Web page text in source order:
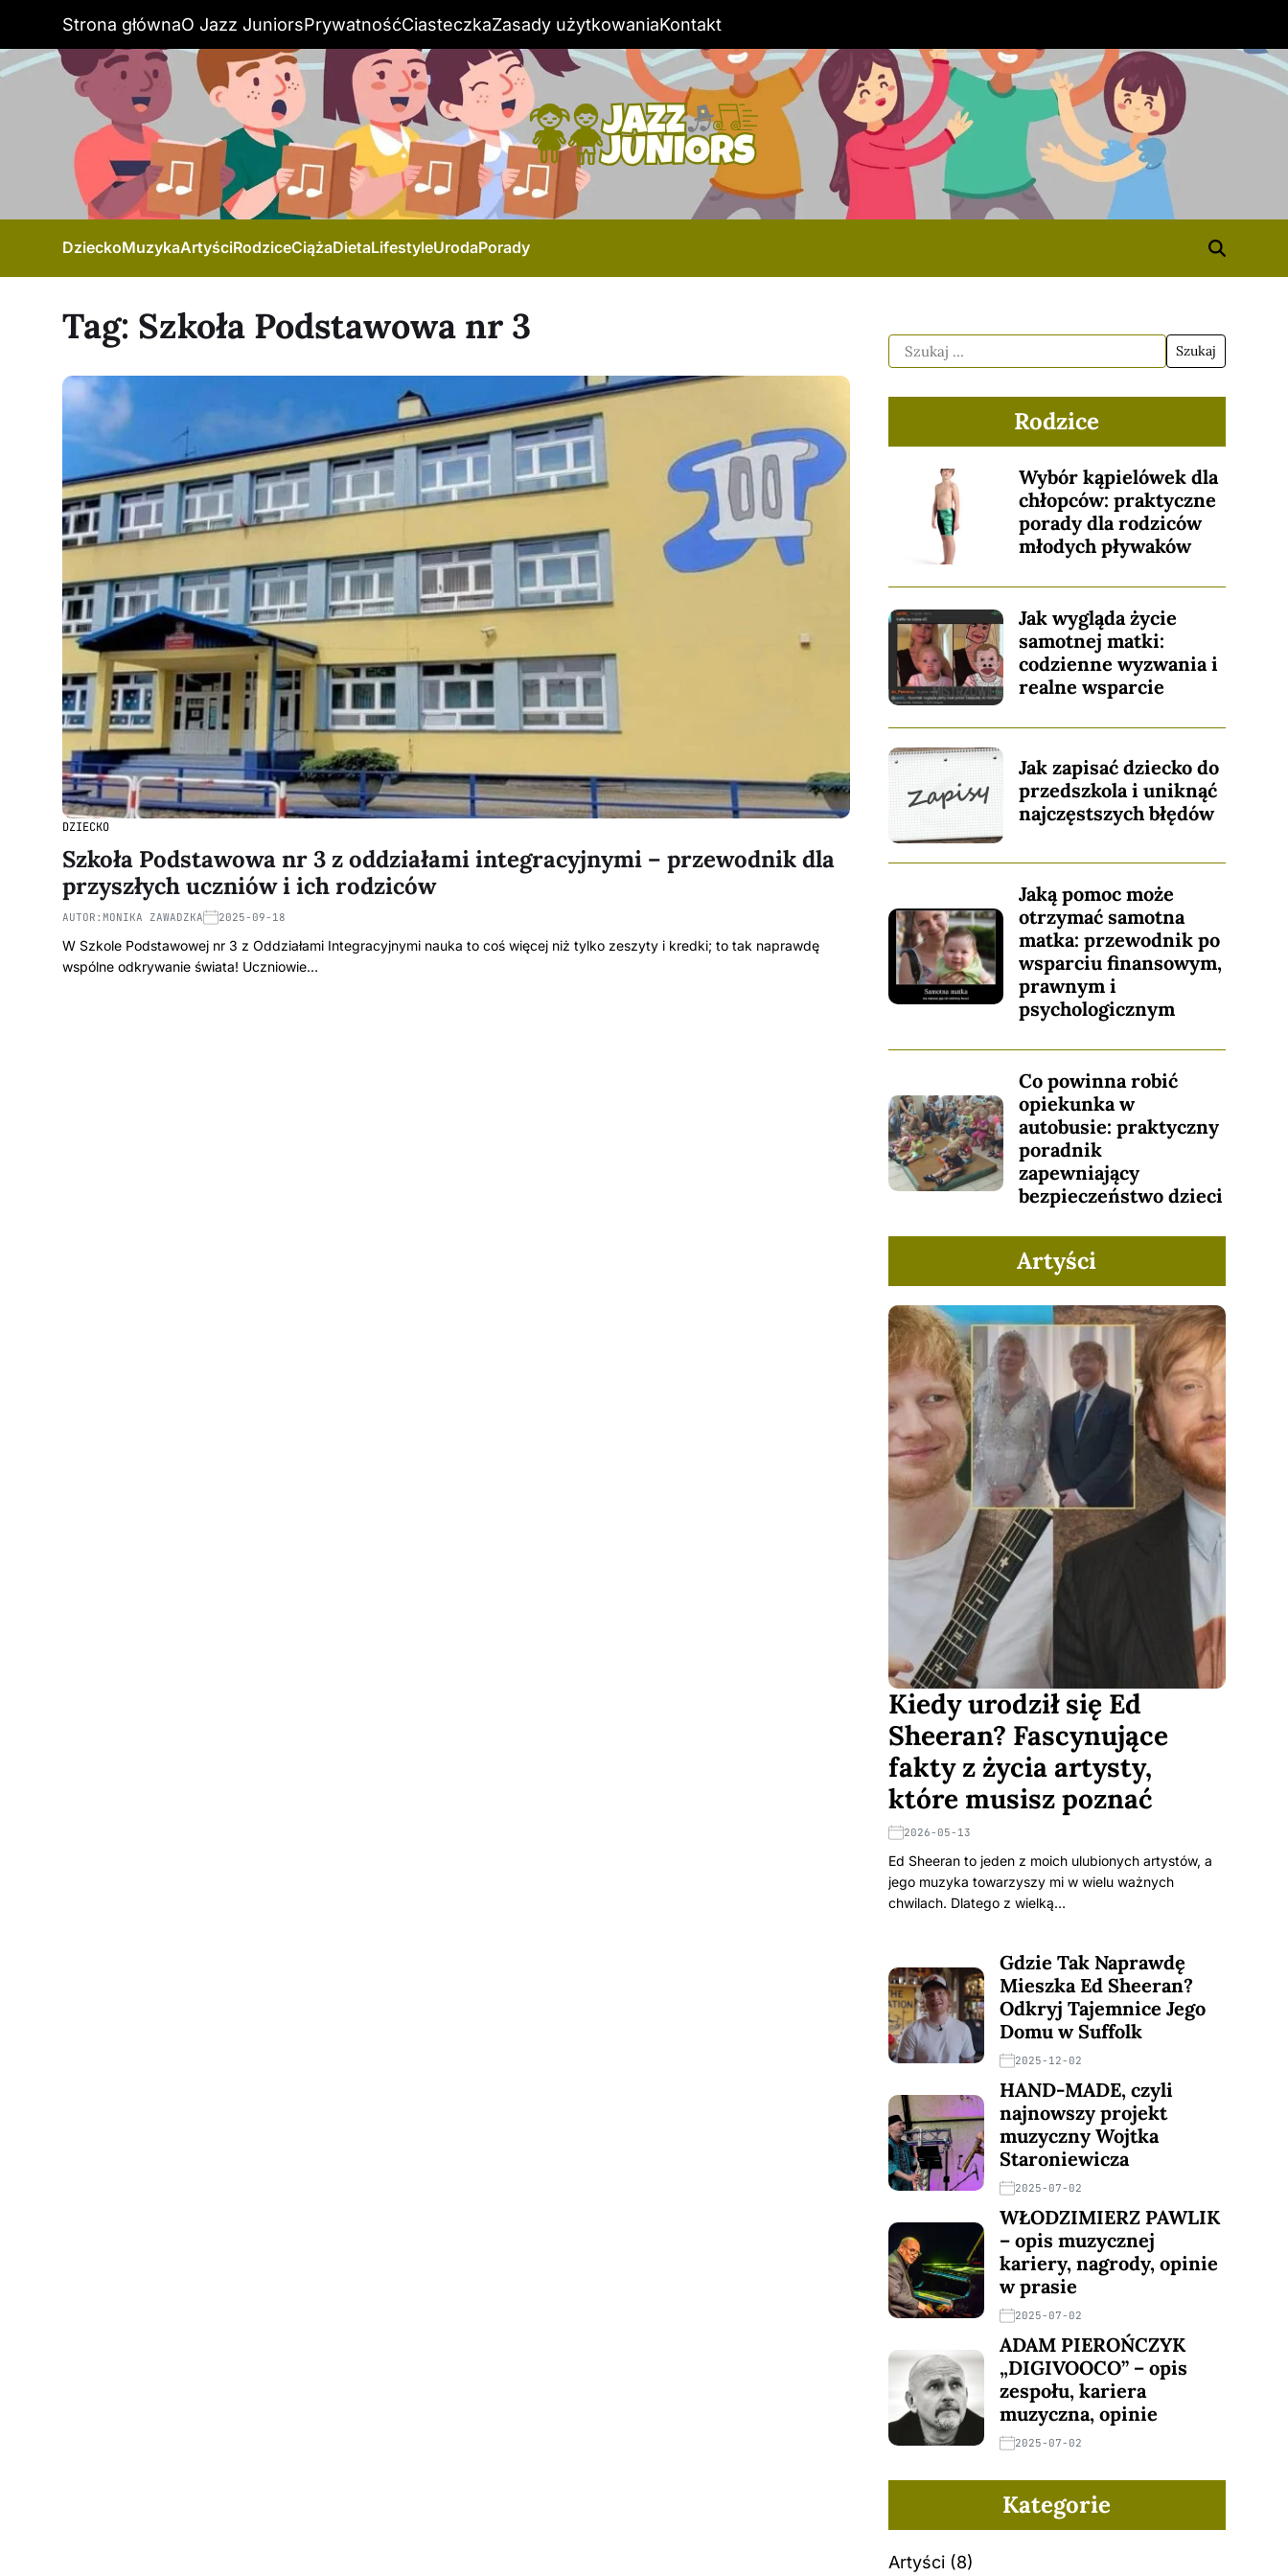
Strona głównaO Jazz JuniorsPrywatnośćCiasteczkaZasady użytkowaniaKontakt
DzieckoMuzykaArtyściRodziceCiążaDietaLifestyleUrodaPorady
Tag: Szkoła Podstawowa nr 3
DZIECKO
Szkoła Podstawowa nr 3 z oddziałami integracyjnymi – przewodnik dla
przyszłych uczniów i ich rodziców
AUTOR: MONIKA ZAWADZKA 2025-09-18
W Szkole Podstawowej nr 3 z Oddziałami Integracyjnymi nauka to coś więcej niż tylko zeszyty i kredki; to tak naprawdę
wspólne odkrywanie świata! Uczniowie…
Rodzice
Wybór kąpielówek dla
chłopców: praktyczne
porady dla rodziców
młodych pływaków
Jak wygląda życie
samotnej matki:
codzienne wyzwania i
realne wsparcie
Jak zapisać dziecko do
przedszkola i uniknąć
najczęstszych błędów
Jaką pomoc może
otrzymać samotna
matka: przewodnik po
wsparciu finansowym,
prawnym i
psychologicznym
Co powinna robić
opiekunka w
autobusie: praktyczny
poradnik
zapewniający
bezpieczeństwo dzieci
Artyści
Kiedy urodził się Ed
Sheeran? Fascynujące
fakty z życia artysty,
które musisz poznać
2026-05-13
Ed Sheeran to jeden z moich ulubionych artystów, a
jego muzyka towarzyszy mi w wielu ważnych
chwilach. Dlatego z wielką…
Gdzie Tak Naprawdę
Mieszka Ed Sheeran?
Odkryj Tajemnice Jego
Domu w Suffolk
2025-12-02
HAND-MADE, czyli
najnowszy projekt
muzyczny Wojtka
Staroniewicza
2025-07-02
WŁODZIMIERZ PAWLIK
– opis muzycznej
kariery, nagrody, opinie
w prasie
2025-07-02
ADAM PIEROŃCZYK
„DIGIVOOCO” – opis
zespołu, kariera
muzyczna, opinie
2025-07-02
Kategorie
Artyści(8)